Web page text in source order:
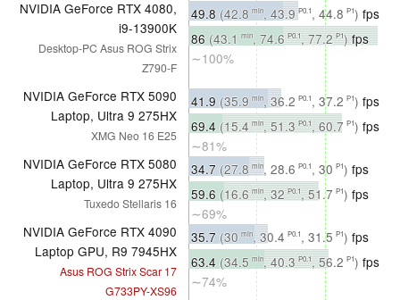
NVIDIA GeForce RTX 4080,
i9-13900K
Desktop-PC Asus ROG Strix
Z790-F
49.8 (42.8 min, 43.9 P0.1, 44.8 P1) fps
∼100%
86 (43.1 min, 74.6 P0.1, 77.2 P1)fps
∼100%
NVIDIA GeForce RTX 5090
Laptop, Ultra 9 275HX
XMG Neo 16 E25
41.9 (35.9 min, 36.2 P0.1, 37.2 P1) fps
∼84%
69.4 (15.4 min, 51.3 P0.1, 60.7 P1) fps
∼81%
NVIDIA GeForce RTX 5080
Laptop, Ultra 9 275HX
Tuxedo Stellaris 16
34.7 (27.8 min, 28.6 P0.1, 30 P1) fps
∼70%
59.6 (16.6 min, 32 P0.1, 51.7 P1) fps
∼69%
NVIDIA GeForce RTX 4090
Laptop GPU, R9 7945HX
Asus ROG Strix Scar 17
G733PY-XS96
35.7 (30 min, 30.4 P0.1, 31.5 P1) fps
∼72%
63.4 (34.5 min, 40.3 P0.1, 56.2 P1) fps
∼74%